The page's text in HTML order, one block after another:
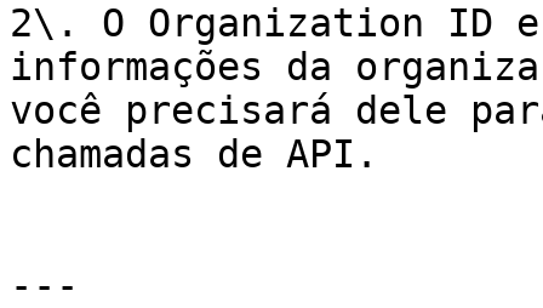
2\. O Organization ID
informações da
você precisará dele
chamadas de API.
---